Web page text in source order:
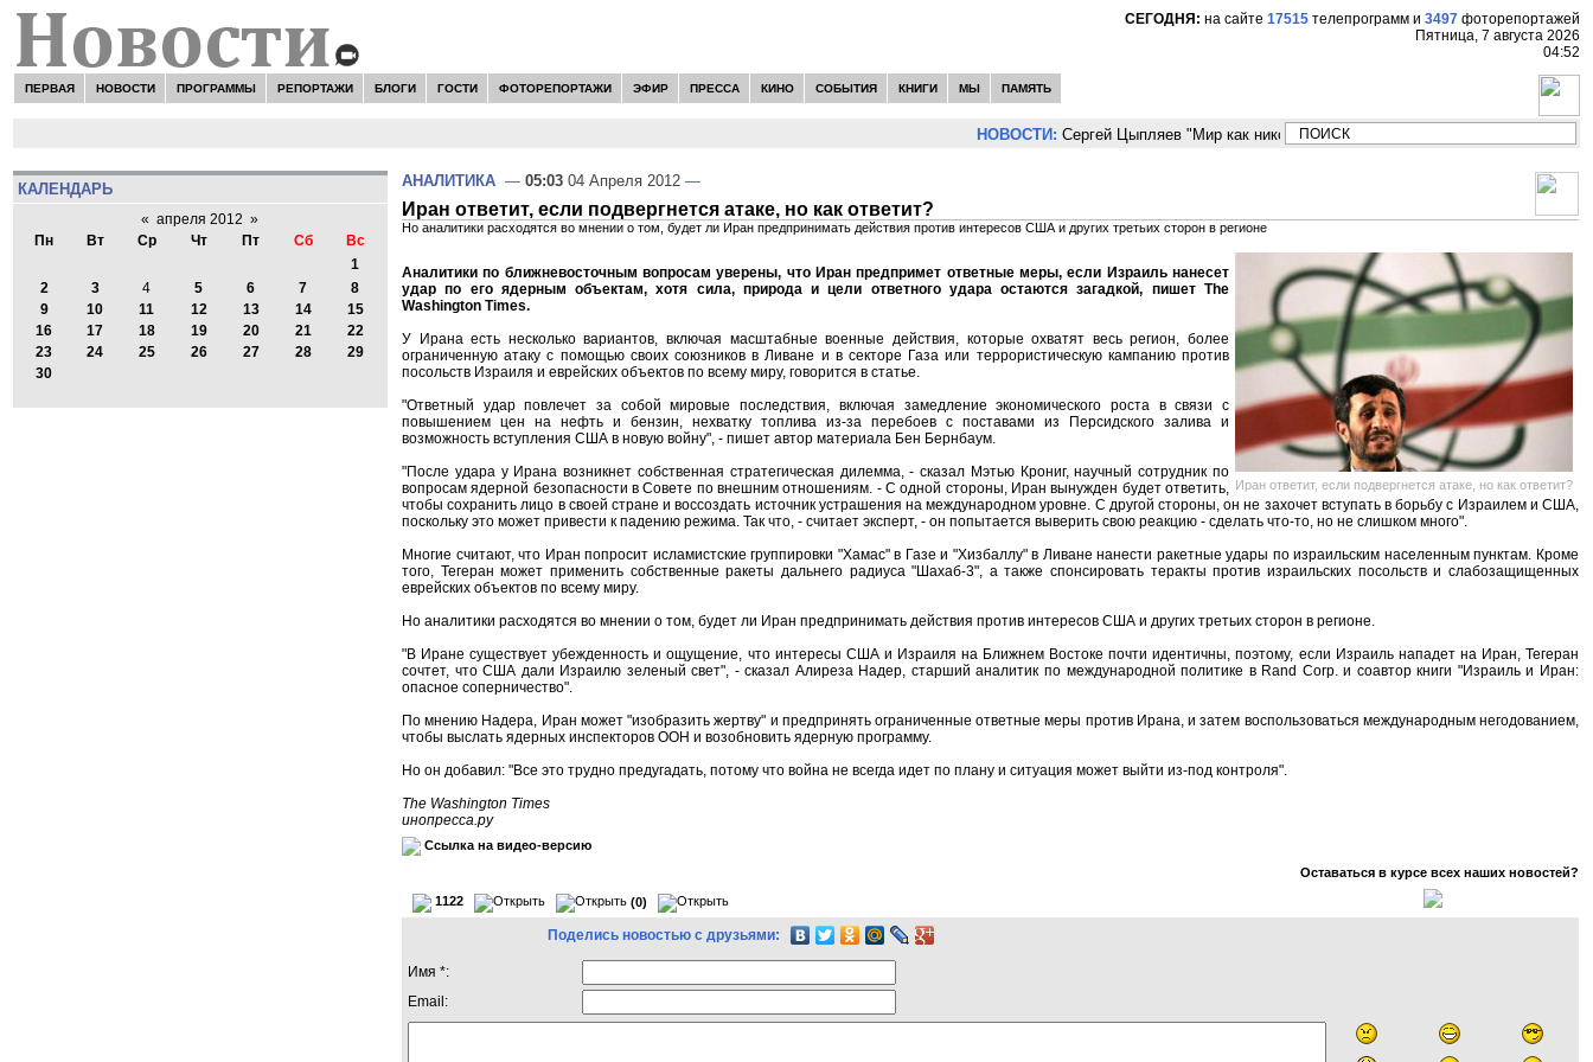
СЕГОДНЯ: на сайте 17515 телепрограмм и 3497 фоторепортажей
Пятница, 7 августа 2026
04:52
ПЕРВАЯ НОВОСТИ ПРОГРАММЫ РЕПОРТАЖИ БЛОГИ ГОСТИ ФОТОРЕПОРТАЖИ ЭФИР ПРЕССА КИНО СОБЫТИЯ КНИГИ МЫ ПАМЯТЬ
НОВОСТИ: Сергей Цыпляев "Мир как никогда близко стоит к угрозе третьей мировой
КАЛЕНДАРЬ
« апреля 2012 »
Пн
Вт Ср Чт Пт Сб
Вс
1
2
3 4 5 6 7
8
9
10 11 12 13 14
15
16
17 18 19 20 21
22
23
24 25 26 27 28
29
30
АНАЛИТИКА — 05:03 04 Апреля 2012 —
Иран ответит, если подвергнется атаке, но как ответит?
Но аналитики расходятся во мнении о том, будет ли Иран предпринимать действия против интересов США и других третьих сторон в регионе
Иран ответит, если подвергнется атаке, но как ответит?
Аналитики по ближневосточным вопросам уверены, что Иран предпримет ответные меры, если Израиль нанесет
удар по его ядерным объектам, хотя сила, природа и цели ответного удара остаются загадкой, пишет The
Washington Times.
У Ирана есть несколько вариантов, включая масштабные военные действия, которые охватят весь регион, более
ограниченную атаку с помощью своих союзников в Ливане и в секторе Газа или террористическую кампанию против
посольств Израиля и еврейских объектов по всему миру, говорится в статье.
"Ответный удар повлечет за собой мировые последствия, включая замедление экономического роста в связи с
повышением цен на нефть и бензин, нехватку топлива из-за перебоев с поставами из Персидского залива и
возможность вступления США в новую войну", - пишет автор материала Бен Бернбаум.
"После удара у Ирана возникнет собственная стратегическая дилемма, - сказал Мэтью Крониг, научный сотрудник по
вопросам ядерной безопасности в Совете по внешним отношениям. - С одной стороны, Иран вынужден будет ответить,
чтобы сохранить лицо в своей стране и воссоздать источник устрашения на международном уровне. С другой стороны, он не захочет вступать в борьбу с Израилем и США,
поскольку это может привести к падению режима. Так что, - считает эксперт, - он попытается выверить свою реакцию - сделать что-то, но не слишком много".
Многие считают, что Иран попросит исламистские группировки "Хамас" в Газе и "Хизбаллу" в Ливане нанести ракетные удары по израильским населенным пунктам. Кроме
того, Тегеран может применить собственные ракеты дальнего радиуса "Шахаб-3", а также спонсировать теракты против израильских посольств и слабозащищенных
еврейских объектов по всему миру.
Но аналитики расходятся во мнении о том, будет ли Иран предпринимать действия против интересов США и других третьих сторон в регионе.
"В Иране существует убежденность и ощущение, что интересы США и Израиля на Ближнем Востоке почти идентичны, поэтому, если Израиль нападет на Иран, Тегеран
сочтет, что США дали Израилю зеленый свет", - сказал Алиреза Надер, старший аналитик по международной политике в Rand Corp. и соавтор книги "Израиль и Иран:
опасное соперничество".
По мнению Надера, Иран может "изобразить жертву" и предпринять ограниченные ответные меры против Ирана, и затем воспользоваться международным негодованием,
чтобы выслать ядерных инспекторов ООН и возобновить ядерную программу.
Но он добавил: "Все это трудно предугадать, потому что война не всегда идет по плану и ситуация может выйти из-под контроля".
The Washington Times
инопресса.ру
Ссылка на видео-версию
Оставаться в курсе всех наших новостей?
1122 (0)
Поделись новостью с друзьями:
Имя *:
Email: